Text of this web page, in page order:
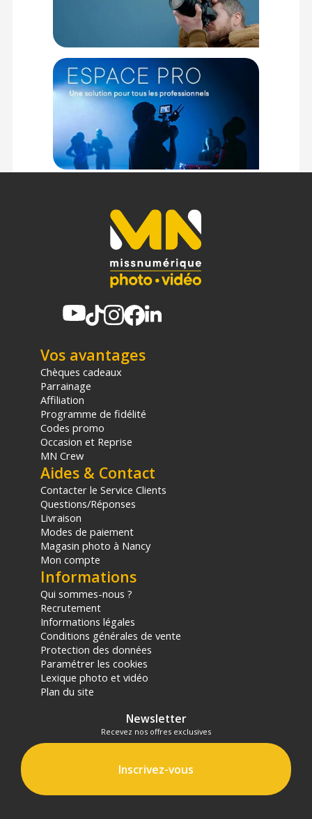
(1) Nombre de points Fidélité estimés, hors remises au panier, basé
sur le prix TTC en €, les points seront effectivement calculés dans le
Vos avantages
Chèques cadeaux
Parrainage
Affiliation
Programme de fidélité
Codes promo
Occasion et Reprise
MN Crew
Aides & Contact
Contacter le Service Clients
Questions/Réponses
Livraison
Modes de paiement
Magasin photo à Nancy
Mon compte
Informations
Qui sommes-nous ?
Recrutement
Informations légales
Conditions générales de vente
Protection des données
Paramétrer les cookies
Lexique photo et vidéo
Plan du site
Newsletter
Recevez nos offres exclusives
Inscrivez-vous